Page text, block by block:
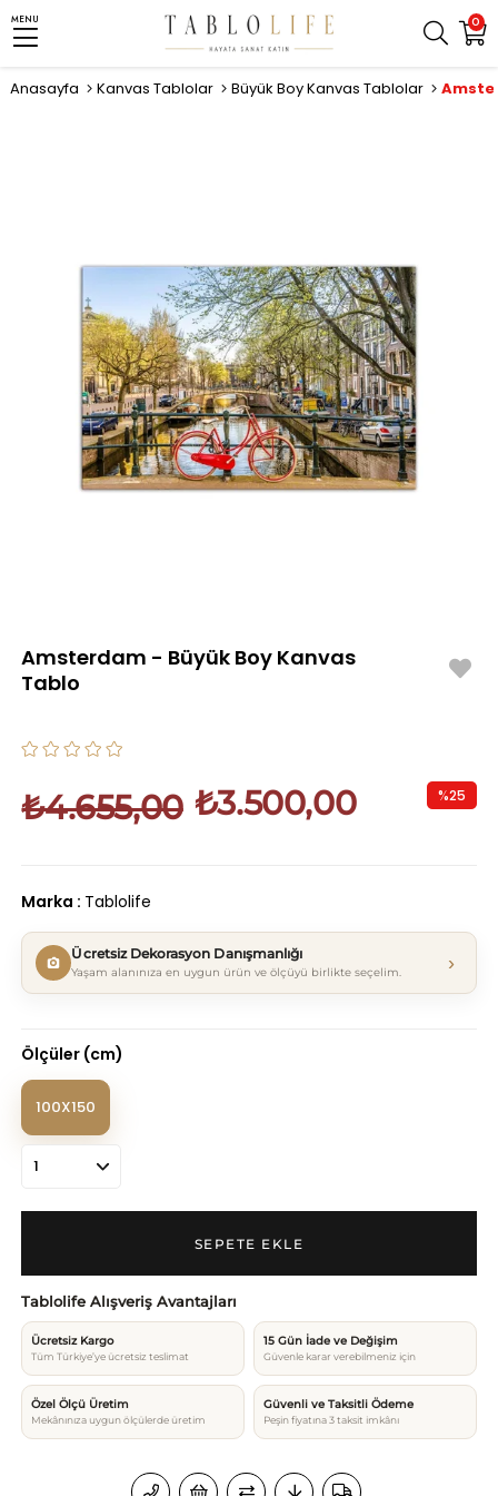
0
MENU
Anasayfa Kanvas Tablolar Büyük Boy Kanvas Tablolar
Amsterdam - Büyük Boy Kanvas
Tablo
₺4.655,00 ₺3.500,00 %25
Marka : Tablolife
Ücretsiz Dekorasyon Danışmanlığı
Yaşam alanınıza en uygun ürün ve ölçüyü birlikte seçelim. ›
Ölçüler (cm)
100X150
Tablolife Alışveriş Avantajları
Ücretsiz Kargo
Tüm Türkiye’ye ücretsiz teslimat
15 Gün İade ve Değişim
Güvenle karar verebilmeniz için
Özel Ölçü Üretim
Mekânınıza uygun ölçülerde üretim
Güvenli ve Taksitli Ödeme
Peşin fiyatına 3 taksit imkânı